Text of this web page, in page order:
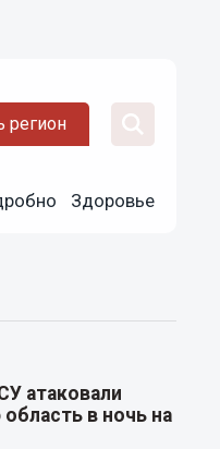
регион
Здоровье
атаковали
в ночь на